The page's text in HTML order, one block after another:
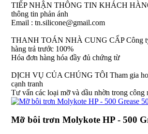
TIẾP NHẬN THÔNG TIN KHÁCH
thông tin phản ánh
Email : tn.silicone@gmail.com
THANH TOÁN NHÀ CUNG CẤP Công
hàng trả trước 100%
Hóa đơn hàng hóa đầy đủ chứng từ
DỊCH VỤ CỦA CHÚNG TÔI Tham gia
cạnh tranh
Tư vấn các loại mỡ và dầu nhờn trong công
Mỡ bôi trơn Molykote HP - 500